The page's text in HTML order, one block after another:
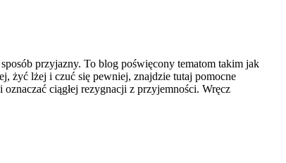
przyjazny. To blog poświęcony tematom takim jak
żyć lżej i czuć się pewniej, znajdzie tutaj pomocne
ciągłej rezygnacji z przyjemności. Wręcz